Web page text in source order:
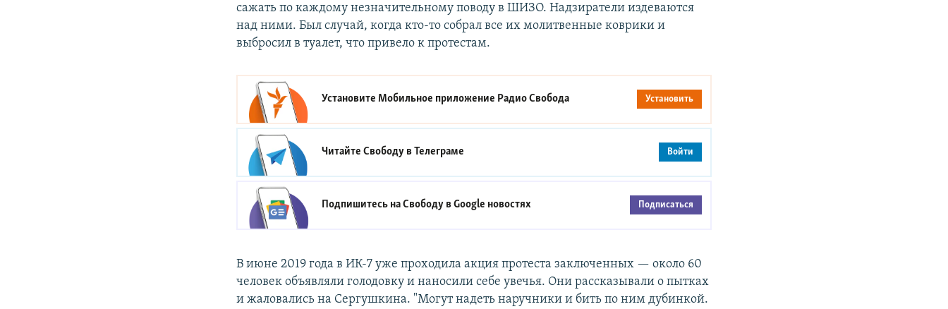
сажать по каждому незначительному поводу в ШИЗО. Надзиратели издеваются
над ними. Был случай, когда кто-то собрал все их молитвенные коврики и
выбросил в туалет, что привело к протестам.
Установите Мобильное приложение Радио Свобода Установить
Читайте Свободу вТелеграме Войти
Подпишитесь на Свободу вGoogle новостях Подписаться
В июне 2019 года в ИК-7 уже проходила акция протеста заключенных — около 60
человек объявляли голодовку и наносили себе увечья. Они рассказывали о пытках
и жаловались на Сергушкина. "Могут надеть наручники и бить по ним дубинкой.